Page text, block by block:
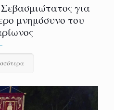
για
μνημόσυνο του